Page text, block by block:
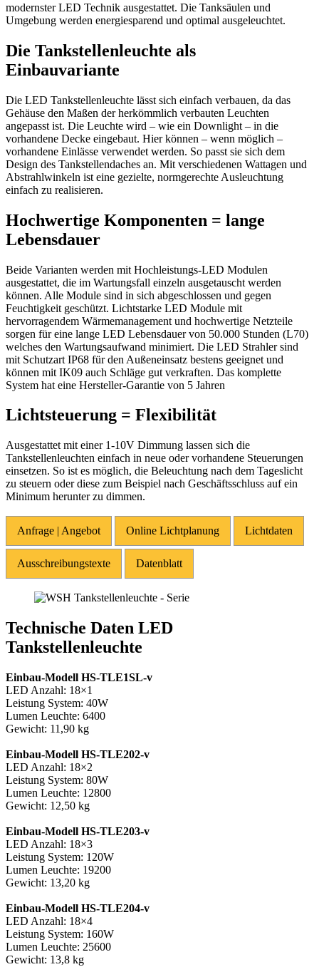
modernster LED Technik ausgestattet. Die Tanksäulen und
Umgebung werden energiesparend und optimal ausgeleuchtet.
Die Tankstellenleuchte als
Einbauvariante
Die LED Tankstellenleuchte lässt sich einfach verbauen, da das
Gehäuse den Maßen der herkömmlich verbauten Leuchten
angepasst ist. Die Leuchte wird – wie ein Downlight – in die
vorhandene Decke eingebaut. Hier können – wenn möglich –
vorhandene Einlässe verwendet werden. So passt sie sich dem
Design des Tankstellendaches an. Mit verschiedenen Wattagen und
Abstrahlwinkeln ist eine gezielte, normgerechte Ausleuchtung
einfach zu realisieren.
Hochwertige Komponenten = lange
Lebensdauer
Beide Varianten werden mit Hochleistungs-LED Modulen
ausgestattet, die im Wartungsfall einzeln ausgetauscht werden
können. Alle Module sind in sich abgeschlossen und gegen
Feuchtigkeit geschützt. Lichtstarke LED Module mit
hervorragendem Wärmemanagement und hochwertige Netzteile
sorgen für eine lange LED Lebensdauer von 50.000 Stunden (L70)
welches den Wartungsaufwand minimiert. Die LED Strahler sind
mit Schutzart IP68 für den Außeneinsatz bestens geeignet und
können mit IK09 auch Schläge gut verkraften. Das komplette
System hat eine Hersteller-Garantie von 5 Jahren
Lichtsteuerung = Flexibilität
Ausgestattet mit einer 1-10V Dimmung lassen sich die
Tankstellenleuchten einfach in neue oder vorhandene Steuerungen
einsetzen. So ist es möglich, die Beleuchtung nach dem Tageslicht
zu steuern oder diese zum Beispiel nach Geschäftsschluss auf ein
Minimum herunter zu dimmen.
Anfrage | Angebot Online Lichtplanung Lichtdaten
Ausschreibungstexte Datenblatt
Technische Daten LED
Tankstellenleuchte
Einbau-Modell HS-TLE1SL-v
LED Anzahl: 18×1
Leistung System: 40W
Lumen Leuchte: 6400
Gewicht: 11,90 kg
Einbau-Modell HS-TLE202-v
LED Anzahl: 18×2
Leistung System: 80W
Lumen Leuchte: 12800
Gewicht: 12,50 kg
Einbau-Modell HS-TLE203-v
LED Anzahl: 18×3
Leistung System: 120W
Lumen Leuchte: 19200
Gewicht: 13,20 kg
Einbau-Modell HS-TLE204-v
LED Anzahl: 18×4
Leistung System: 160W
Lumen Leuchte: 25600
Gewicht: 13,8 kg